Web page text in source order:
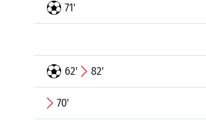
71'
62' 82'
70'